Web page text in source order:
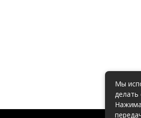
Мы
делать